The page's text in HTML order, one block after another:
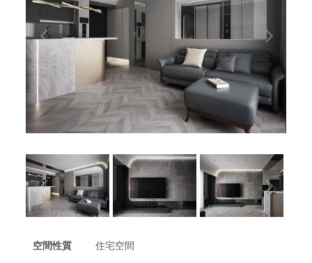
空間性質 住宅空間